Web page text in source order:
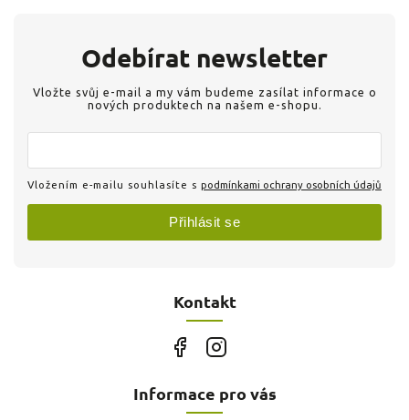
Kontakt
Odebírat newsletter
Vložte svůj e-mail a my vám budeme zasílat informace o
nových produktech na našem e-shopu.
Vložením e-mailu souhlasíte s podmínkami ochrany osobních údajů
Přihlásit se
Informace pro vás